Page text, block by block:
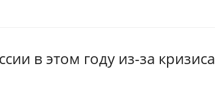
в этом году из-за кризиса